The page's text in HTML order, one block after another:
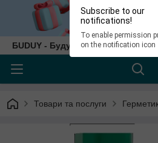
Subscribe to our
notifications!
To enable permission
on the notification icon
БUDUY - Будуй як собі!
Товари та послуги